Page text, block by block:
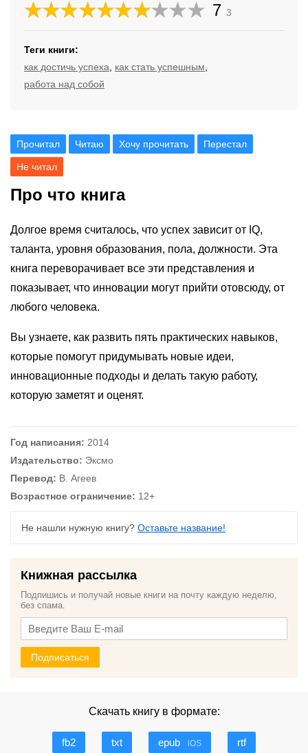
7 3
Теги книги:
как достичь успеха
как стать успешным
работа над собой
Прочитал Читаю Хочу прочитать Перестал
Не читал
Про что книга
Долгое время считалось, что успех зависит от IQ,
таланта, уровня образования, пола, должности. Эта
книга переворачивает все эти представления и
показывает, что инновации могут прийти отовсюду, от
любого человека.
Вы узнаете, как развить пять практических навыков,
которые помогут придумывать новые идеи,
инновационные подходы и делать такую работу,
которую заметят и оценят.
Год написания: 2014
Издательство: Эксмо
Перевод: В. Агеев
Возрастное ограничение: 12+
Не нашли нужную книгу? Оставьте название!
Книжная рассылка
Подпишись и получай новые книги на почту каждую неделю,
без спама.
Подписаться
Скачать книгу в формате:
fb2 txt epub iOS rtf